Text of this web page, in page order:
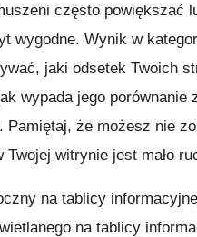
często powiększać
wygodne. Wynik w
jaki odsetek Twoich
wypada jego porównanie
Pamiętaj, że możesz nie
witrynie jest mało
na tablicy
na tablicy